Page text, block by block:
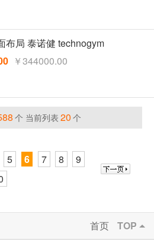
布局 泰诺健 technogym
￥344000.00
个 当前列表 20 个
5 6 7 8
9
首页 TOP